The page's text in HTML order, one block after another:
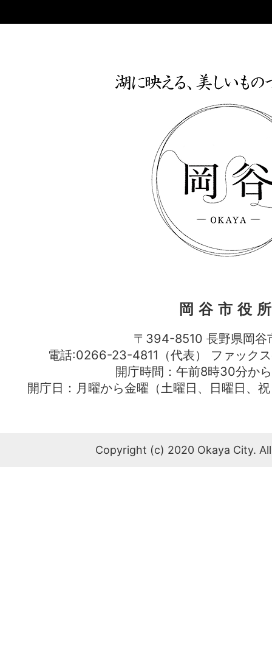
岡谷市役
〒394-8510 長野県岡谷
電話:0266-23-4811（代表） ファッ
開庁時間：午前8時30分か
開庁日：月曜から金曜（土曜日、日曜日、
Copyright (c) 2020 Okaya City.